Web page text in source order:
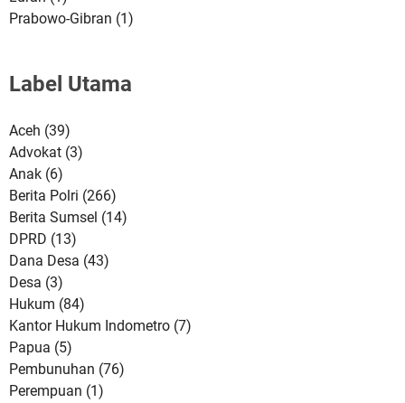
Prabowo-Gibran (1)
Label Utama
Aceh (39)
Advokat (3)
Anak (6)
Berita Polri (266)
Berita Sumsel (14)
DPRD (13)
Dana Desa (43)
Desa (3)
Hukum (84)
Kantor Hukum Indometro (7)
Papua (5)
Pembunuhan (76)
Perempuan (1)